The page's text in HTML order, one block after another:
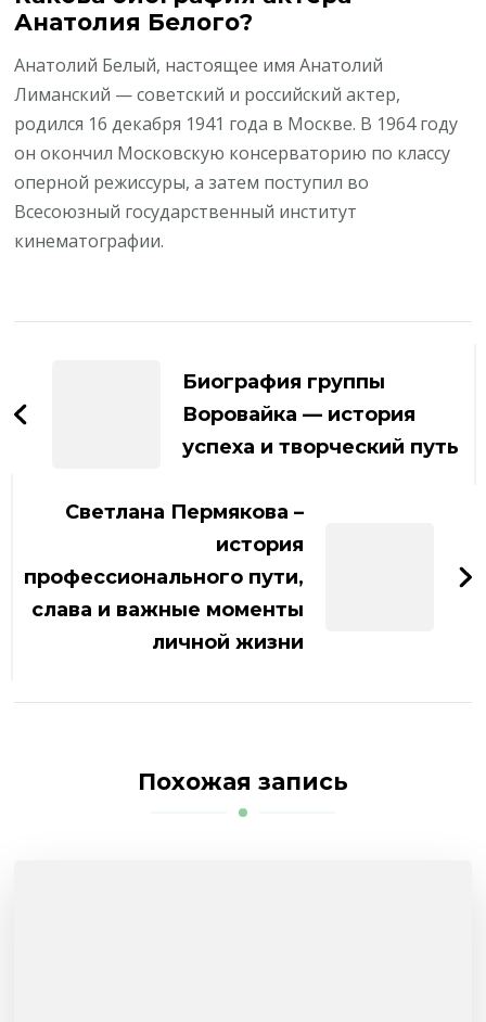
Анатолия Белого?
Анатолий Белый, настоящее имя Анатолий
Лиманский — советский и российский актер,
родился 16 декабря 1941 года в Москве. В 1964 году
он окончил Московскую консерваторию по классу
оперной режиссуры, а затем поступил во
Всесоюзный государственный институт
кинематографии.
записям
Биография группы
Воровайка — история
успеха и творческий путь
Светлана Пермякова –
история
профессионального пути,
слава и важные моменты
личной жизни
Похожая запись